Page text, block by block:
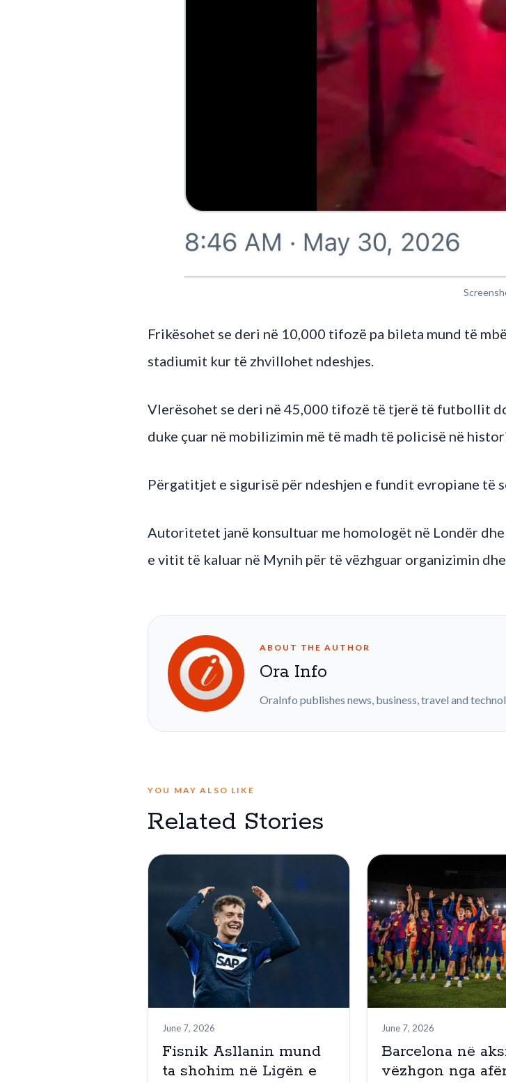
Frikësohet se deri në 10,000 tifozë pa bileta mund të
stadiumit kur të zhvillohet ndeshjes.
Vlerësohet se deri në 45,000 tifozë të tjerë të futbollit
duke çuar në mobilizimin më të madh të policisë në
Përgatitjet e sigurisë për ndeshjen e fundit evropiane të
Autoritetet janë konsultuar me homologët në Londër
e vitit të kaluar në Mynih për të vëzhguar organizimin
ABOUT THE AUTHOR
Ora Info
OraInfo publishes news, business, travel and
YOU MAY ALSO LIKE
Related Stories
June 7, 2026
Fisnik Asllanin mund
ta shohim në Ligën e
June 7, 2026
Barcelona në
vëzhgon nga